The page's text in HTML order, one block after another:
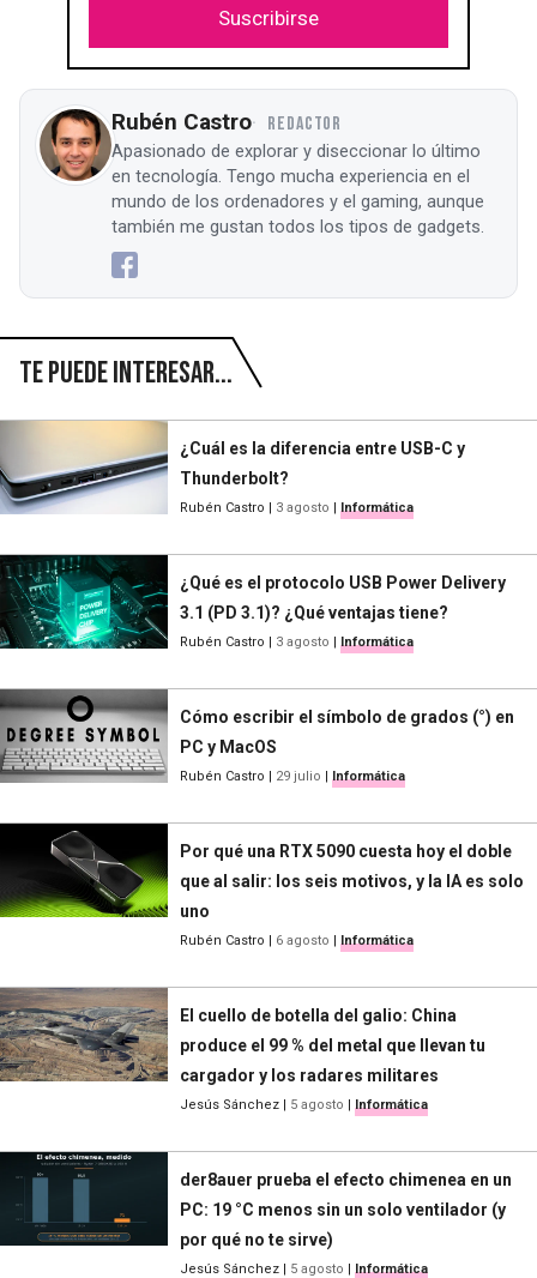
Suscribirse
Rubén Castro REDACTOR
Apasionado de explorar y diseccionar lo último
en tecnología. Tengo mucha experiencia en el
mundo de los ordenadores y el gaming, aunque
también me gustan todos los tipos de gadgets.
Te puede interesar...
¿Cuál es la diferencia entre USB-C y
Thunderbolt?
Rubén Castro | 3 agosto | Informática
¿Qué es el protocolo USB Power Delivery
3.1 (PD 3.1)? ¿Qué ventajas tiene?
Rubén Castro | 3 agosto | Informática
Cómo escribir el símbolo de grados (°) en
PC y MacOS
Rubén Castro | 29 julio | Informática
Por qué una RTX 5090 cuesta hoy el doble
que al salir: los seis motivos, y la IA es solo
uno
Rubén Castro | 6 agosto | Informática
El cuello de botella del galio: China
produce el 99 % del metal que llevan tu
cargador y los radares militares
Jesús Sánchez | 5 agosto | Informática
der8auer prueba el efecto chimenea en un
PC: 19 °C menos sin un solo ventilador (y
por qué no te sirve)
Jesús Sánchez | 5 agosto | Informática